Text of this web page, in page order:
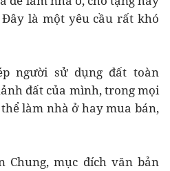
là một yêu cầu rất khó
người sử dụng đất toàn
đất của mình, trong mọi
làm nhà ở hay mua bán,
Chung, mục đích văn bản